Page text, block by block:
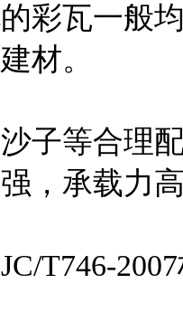
彩瓦一般
材。
子等合理
，承载力
T746-